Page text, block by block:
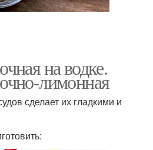
на водке.
лимонная
сделает их гладкими и